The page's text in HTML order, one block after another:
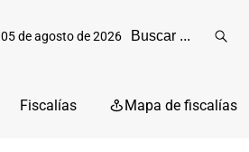
05 de agosto de 2026
Fiscalías Mapa de fiscalías